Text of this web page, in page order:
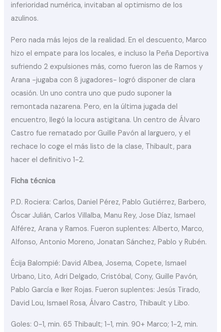
inferioridad numérica, invitaban al optimismo de los
azulinos.
Pero nada más lejos de la realidad. En el descuento, Marco
hizo el empate para los locales, e incluso la Peña Deportiva
sufriendo 2 expulsiones más, como fueron las de Ramos y
Arana -jugaba con 8 jugadores- logró disponer de clara
ocasión. Un uno contra uno que pudo suponer la
remontada nazarena. Pero, en la última jugada del
encuentro, llegó la locura astigitana. Un centro de Álvaro
Castro fue rematado por Guille Pavón al larguero, y el
rechace lo coge el más listo de la clase, Thibault, para
hacer el definitivo 1-2.
Ficha técnica
P.D. Rociera: Carlos, Daniel Pérez, Pablo Gutiérrez, Barbero,
Óscar Julián, Carlos Villalba, Manu Rey, Jose Díaz, Ismael
Alférez, Arana y Ramos. Fueron suplentes: Alberto, Marco,
Alfonso, Antonio Moreno, Jonatan Sánchez, Pablo y Rubén.
Écija Balompié: David Albea, Josema, Copete, Ismael
Urbano, Lito, Adri Delgado, Cristóbal, Cony, Guille Pavón,
Pablo García e Iker Rojas. Fueron suplentes: Jesús Tirado,
David Lou, Ismael Rosa, Álvaro Castro, Thibault y Libo.
Goles: 0-1, min. 65 Thibault; 1-1, min. 90+ Marco; 1-2, min.